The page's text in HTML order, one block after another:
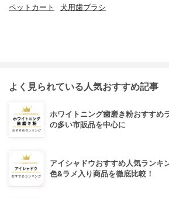
ペットカート 犬用歯ブラシ
よく見られている人気おすすめ記事
ホワイトニング歯磨き粉おすすめ
の多い市販品を中心に
アイシャドウおすすめ人気ランキ
色&ラメ入り商品を徹底比較！